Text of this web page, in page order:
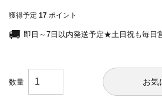
獲得予定 17 ポイント
即日～7日以内発送予定★土日祝も毎日
お気